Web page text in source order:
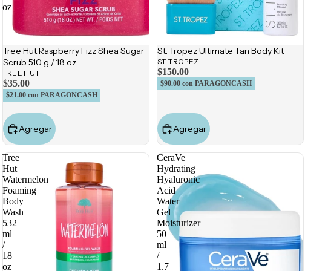
oz
Tree Hut Raspberry Fizz Shea Sugar
Scrub 510 g / 18 oz
TREE HUT
$35.00
$21.00con PARAGONCASH
Agregar
St. Tropez Ultimate Tan Body Kit
ST. TROPEZ
$150.00
$90.00con PARAGONCASH
Agregar
Tree
Hut
Watermelon
Foaming
Body
Wash
532
ml
/
18
oz
CeraVe
Hydrating
Hyaluronic
Acid
Water
Gel
Moisturizer
50
ml
/
1.7